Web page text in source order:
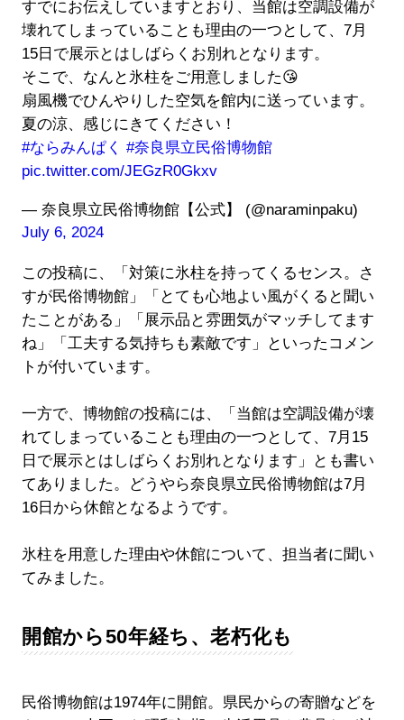
すでにお伝えしていますとおり、当館は空調設備が
壊れてしまっていることも理由の一つとして、7月
15日で展示とはしばらくお別れとなります。
そこで、なんと氷柱をご用意しました😘
扇風機でひんやりした空気を館内に送っています。
夏の涼、感じにきてください！
#ならみんぱく #奈良県立民俗博物館
pic.twitter.com/JEGzR0Gkxv
— 奈良県立民俗博物館【公式】 (@naraminpaku)
July 6, 2024
この投稿に、「対策に氷柱を持ってくるセンス。さ
すが民俗博物館」「とても心地よい風がくると聞い
たことがある」「展示品と雰囲気がマッチしてます
ね」「工夫する気持ちも素敵です」といったコメン
トが付いています。
一方で、博物館の投稿には、「当館は空調設備が壊
れてしまっていることも理由の一つとして、7月15
日で展示とはしばらくお別れとなります」とも書い
てありました。どうやら奈良県立民俗博物館は7月
16日から休館となるようです。
氷柱を用意した理由や休館について、担当者に聞い
てみました。
開館から50年経ち、老朽化も
民俗博物館は1974年に開館。県民からの寄贈などを